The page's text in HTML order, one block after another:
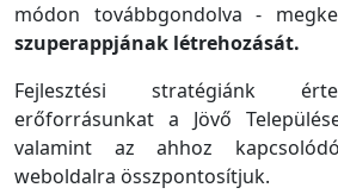
módon továbbgondolva -
szuperappjának létrehozását.
Fejlesztési stratégiánk
erőforrásunkat a Jövő
valamint az ahhoz
weboldalra összpontosítjuk.